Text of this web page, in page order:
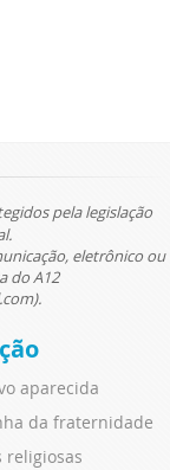
pela legislação
eletrônico ou
do A12
aparecida
da fraternidade
religiosas